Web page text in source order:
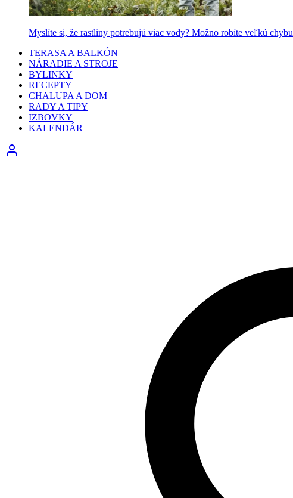
Myslíte si, že rastliny potrebujú viac vody? Možno robíte veľkú chybu
TERASA A BALKÓN
NÁRADIE A STROJE
BYLINKY
RECEPTY
CHALUPA A DOM
RADY A TIPY
IZBOVKY
KALENDÁR